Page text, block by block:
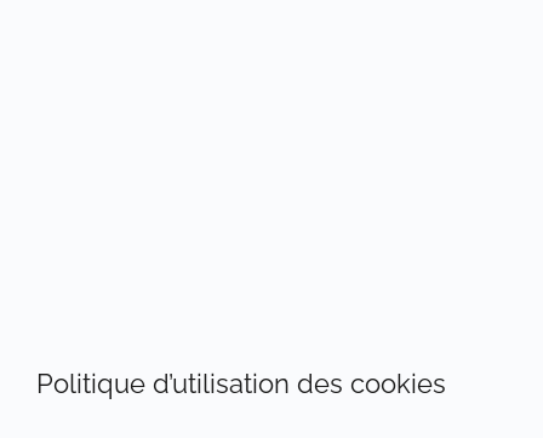
Politique d’utilisation des cookies